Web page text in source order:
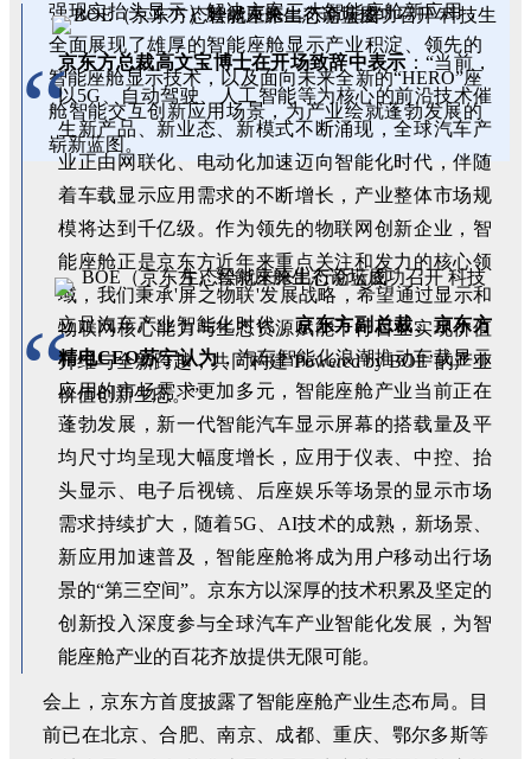
强现实抬头显示）解决方案三大智能座舱新应用，
全面展现了雄厚的智能座舱显示产业积淀、领先的
智能座舱显示技术，以及面向未来全新的“HERO”座
舱智能交互创新应用场景，为产业绘就蓬勃发展的
崭新蓝图。
“京东方总裁高文宝博士在开场致辞中表示 ：“当前，
以5G、自动驾驶、人工智能等为核心的前沿技术催
生新产品、新业态、新模式不断涌现，全球汽车产
业正由网联化、电动化加速迈向智能化时代，伴随
着车载显示应用需求的不断增长，产业整体市场规
模将达到千亿级。作为领先的物联网创新企业，智
能座舱正是京东方近年来重点关注和发力的核心领
域，我们秉承'屏之物联'发展战略，希望通过显示和
物联网核心能力与生态资源赋能千行百业实现价值
升维与全新跨越，共同构建‘Powered by BOE’的产业
价值创新生态。”
“立足汽车产业智能化时代，京东方副总裁、京东方
精电CEO苏宁认为，汽车智能化浪潮推动车载显示
应用的市场需求更加多元，智能座舱产业当前正在
蓬勃发展，新一代智能汽车显示屏幕的搭载量及平
均尺寸均呈现大幅度增长，应用于仪表、中控、抬
头显示、电子后视镜、后座娱乐等场景的显示市场
需求持续扩大，随着5G、AI技术的成熟，新场景、
新应用加速普及，智能座舱将成为用户移动出行场
景的“第三空间”。京东方以深厚的技术积累及坚定的
创新投入深度参与全球汽车产业智能化发展，为智
能座舱产业的百花齐放提供无限可能。
会上，京东方首度披露了智能座舱产业生态布局。目
前已在北京、合肥、南京、成都、重庆、鄂尔多斯等